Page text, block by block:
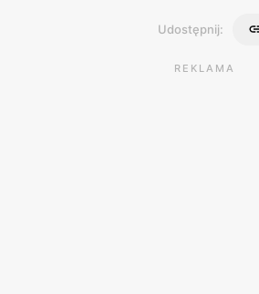
Udostępnij:
REKLAMA